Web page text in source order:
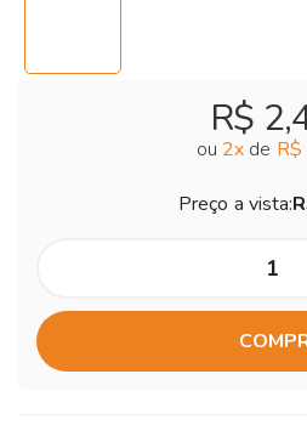
R$
ou 2x de
Preço a vista: